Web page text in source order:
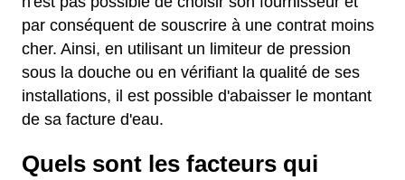
par conséquent de souscrire à une contrat moins
cher. Ainsi, en utilisant un limiteur de pression
sous la douche ou en vérifiant la qualité de ses
installations, il est possible d'abaisser le montant
de sa facture d'eau.
Quels sont les facteurs qui